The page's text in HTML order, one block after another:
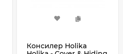
Консилер Holika